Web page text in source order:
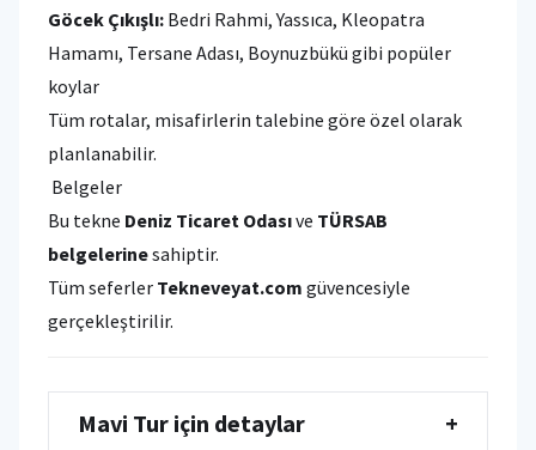
Göcek Çıkışlı: Bedri Rahmi, Yassıca, Kleopatra
Hamamı, Tersane Adası, Boynuzbükü gibi popüler
koylar
Tüm rotalar, misafirlerin talebine göre özel olarak
planlanabilir.
Belgeler
Bu tekne Deniz Ticaret Odasıve TÜRSAB
belgelerinesahiptir.
Tüm seferler Tekneveyat.com güvencesiyle
gerçekleştirilir.
Mavi Tur için detaylar +